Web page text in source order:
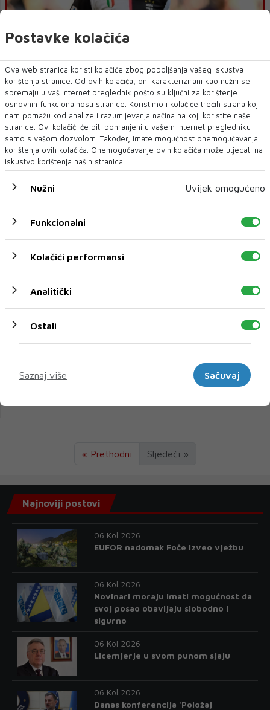
Italija polako izlazi iz najdulje svjetske karantene
Conte: Otvaranje gospodarstva 4. svibnja, škole tek u
« Prethodni Sljedeći »
Postavke kolačića
Ova web stranica koristi kolačiće zbog poboljšanja vašeg iskustva
korištenja stranice. Od ovih kolačića, oni karakterizirani kao nužni se
spremaju u vaš Internet preglednik pošto su ključni za korištenje
osnovnih funkcionalnosti stranice. Koristimo i kolačiće trećih strana koji
nam pomažu kod analize i razumijevanja načina na koji koristite naše
stranice. Ovi kolačići će biti pohranjeni u vašem Internet pregledniku
samo s vašom dozvolom. Također, imate mogućnost onemogućavanja
korištenja ovih kolačića. Onemogućavanje ovih kolačića može utjecati na
iskustvo korištenja naših stranica.
Nužni Uvijek omogućeno
Funkcionalni
Kolačići performansi
Analitički
Ostali
Saznaj više
Sačuvaj
Najnoviji postovi
06 Kol 2026
EUFOR nadomak Foče izveo vježbu
06 Kol 2026
Novinari moraju imati mogućnost da
svoj posao obavljaju slobodno i
sigurno
06 Kol 2026
Licemjerje u svom punom sjaju
06 Kol 2026
Danas konferencija 'Položaj